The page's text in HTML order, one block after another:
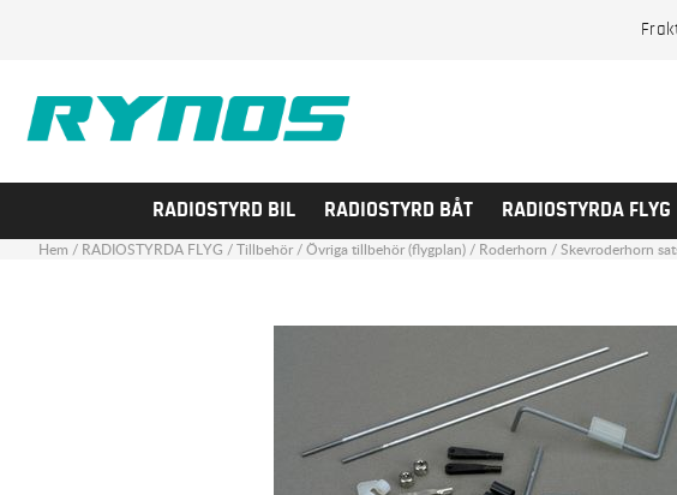
RADIOSTYRD BIL RADIOSTYRD BÅT RADIOSTYRDA FLYG
Hem / RADIOSTYRDA FLYG /Tillbehör/Övriga tillbehör (flygplan)/ Roderhorn /Skevroderhorn